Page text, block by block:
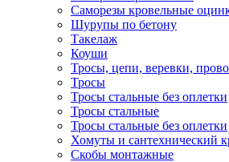
Саморезы кровельные
Шурупы по бетону
Такелаж
Коуши
Тросы, цепи, веревки,
Тросы
Тросы стальные без оплетки
Тросы стальные
Тросы стальные без оплетки
Хомуты и сантехнический
Скобы монтажные